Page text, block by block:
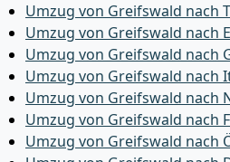
Umzug von Greifswald nach
Umzug von Greifswald nach
Umzug von Greifswald nach
Umzug von Greifswald nach
Umzug von Greifswald nach
Umzug von Greifswald nach
Umzug von Greifswald nach